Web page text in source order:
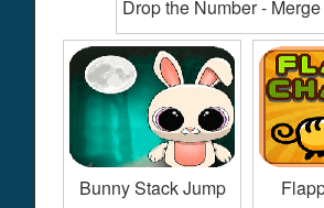
Drop the Number -
Bunny Stack Jump